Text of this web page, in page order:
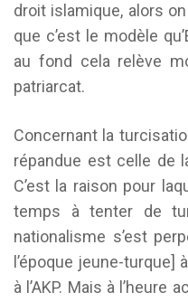
droit islamique, alors
que c’est le modèle
au fond cela relève
patriarcat.
Concernant la
répandue est celle de
C’est la raison pour
temps à tenter de
nationalisme s’est
l’époque jeune-turque]
à l’AKP. Mais à l’heure